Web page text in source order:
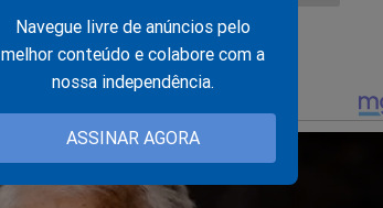
Navegue livre de anúncios pelo
melhor conteúdo e colabore com a
nossa independência.
ASSINAR AGORA